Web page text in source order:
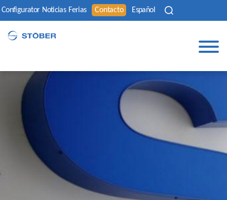
Configurator Noticias Ferias Contacto Español